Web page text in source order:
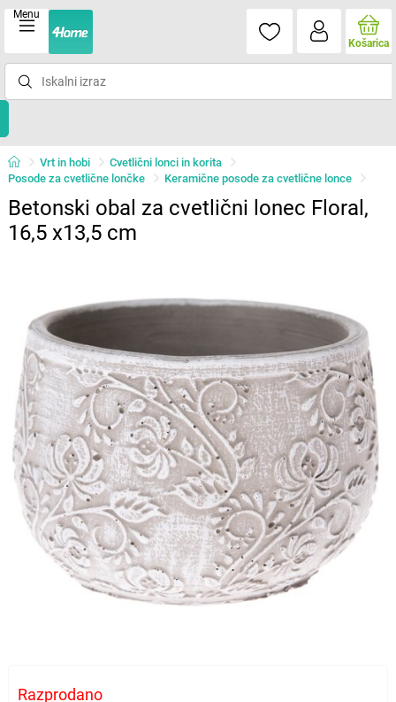
Menu
Košarica
Vrt in hobi
Cvetlični lonci in korita
Posode za cvetlične lončke
Keramične posode za cvetlične lonce
Betonski obal za cvetlični lonec Floral,
16,5 x13,5 cm
Razprodano